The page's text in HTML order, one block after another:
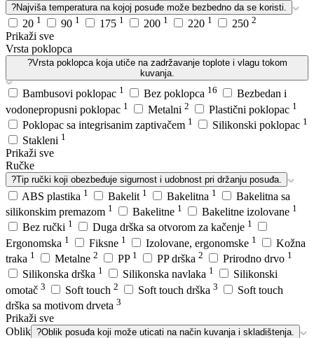
?Najviša temperatura na kojoj posuđe može bezbedno da se koristi.
20 1 90 1 175 1 200 1 220 1 250 2
Prikaži sve
Vrsta poklopca
?Vrsta poklopca koja utiče na zadržavanje toplote i vlagu tokom
kuvanja.
Bambusovi poklopac 1 Bez poklopca 16
Bezbedan i
vodonepropusni poklopac 1 Metalni 2 Plastični poklopac 1
Poklopac sa integrisanim zaptivačem 1 Silikonski poklopac 1
Stakleni 1
Prikaži sve
Ručke
?Tip ručki koji obezbeđuje sigurnost i udobnost pri držanju posuđa.
ABS plastika 1 Bakelit 1 Bakelitna 1
Bakelitna sa
silikonskim premazom 1 Bakelitne 1 Bakelitne izolovane 1
Bez ručki 1 Duga drška sa otvorom za kačenje 1
Ergonomska 1 Fiksne 1 Izolovane, ergonomske 1
Kožna
traka 1 Metalne 2 PP 1 PP drška 2 Prirodno drvo 1
Silikonska drška 1 Silikonska navlaka 1
Silikonski
omotač 3 Soft touch 2 Soft touch drška 3
Soft touch
drška sa motivom drveta 3
Prikaži sve
Oblik ?Oblik posuđa koji može uticati na način kuvanja i skladištenja.